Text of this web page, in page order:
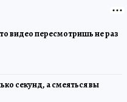
видео пересмотришь не раз
секунд, а смеяться вы